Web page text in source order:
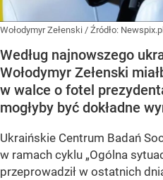
Wołodymyr Zełenski / Źródło: Newspix.pl
Według najnowszego
Wołodymyr Zełenski
w walce o fotel
mogłyby być dokładne
Ukraińskie Centrum Badań
w ramach cyklu „Ogólna
przeprowadził w ostatnich